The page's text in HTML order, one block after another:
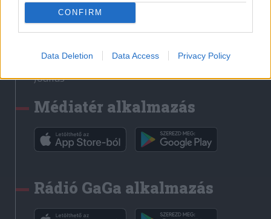
CONFIRM
Data Deletion Data Access Privacy Policy
Erdélyi Napló
Főtér
Rádió GaGa
Jóállás
Médiatér alkalmazás
Rádió GaGa alkalmazás